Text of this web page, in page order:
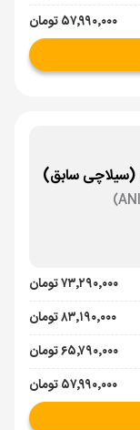
۵۷٬۹۹۰٬۰۰۰ تومان
(سیلاچی سابق)
۷۳٬۲۹۰٬۰۰۰ تومان
۸۳٬۱۹۰٬۰۰۰ تومان
۶۵٬۷۹۰٬۰۰۰ تومان
۵۷٬۹۹۰٬۰۰۰ تومان